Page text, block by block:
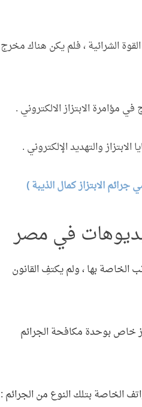
الشرائية ، فلم يكن هناك مخرج
مؤامرة الابتزاز الالكتروني .
والتهديد الإلكتروني .
الابتزاز كمال الذيبة )
في مصر
الخاصة بها ، ولم يكتفِ القانون
خاص بوحدة مكافحة الجرائم
الخاصة بتلك النوع من الجرائم :